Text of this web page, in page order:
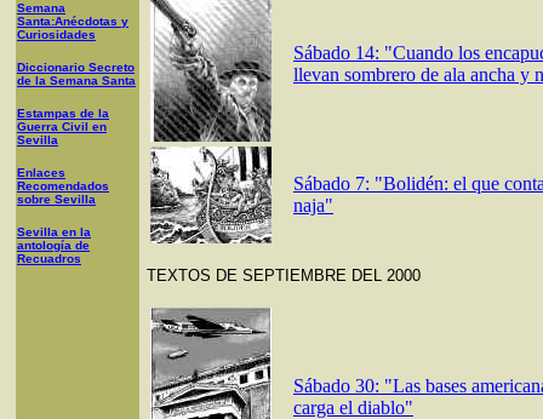
Semana
Santa:Anécdotas y
Curiosidades
Diccionario Secreto
de la Semana Santa
Estampas de la
Guerra Civil en
Sevilla
Enlaces
Recomendados
sobre Sevilla
Sevilla en la
antología de
Recuadros
Sábado 14: "Cuando los
llevan sombrero de ala ancha y
Sábado 7: "Bolidén: el que
naja"
TEXTOS DE SEPTIEMBRE DEL 2000
Sábado 30: "Las bases
carga el diablo"